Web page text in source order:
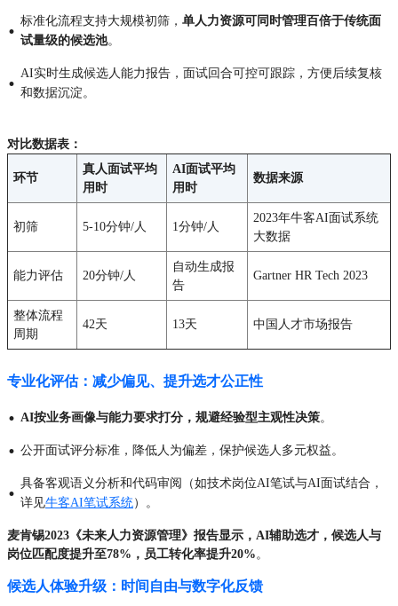
· 标准化流程支持大规模初筛， 单人力资源可同时管理百倍于传统面
试量级的候选池。
· AI实时生成候选人能力报告，面试回合可控可跟踪，方便后续复核
和数据沉淀。
对比数据表：
环节
真人面试平均
用时
AI面试平均
用时
数据来源
初筛 5-10分钟/人 1分钟/人
2023年牛客AI面试系统
大数据
能力评估 20分钟/人
自动生成报
告
Gartner HR Tech 2023
整体流程
周期
42天 13天 中国人才市场报告
专业化评估：减少偏见、提升选才公正性
· AI按业务画像与能力要求打分，规避经验型主观性决策。
· 公开面试评分标准，降低人为偏差，保护候选人多元权益。
· 具备客观语义分析和代码审阅（如技术岗位AI笔试与AI面试结合，
详见牛客AI笔试系统）。
麦肯锡2023《未来人力资源管理》报告显示，AI辅助选才，候选人与
岗位匹配度提升至78%，员工转化率提升20%。
候选人体验升级：时间自由与数字化反馈